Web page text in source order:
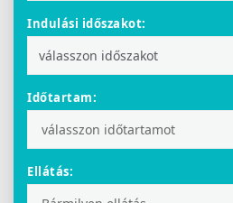
Indulási időszakot:
Időtartam:
Ellátás: